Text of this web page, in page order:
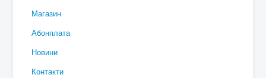
Магазин
Абонплата
Новини
Контакти